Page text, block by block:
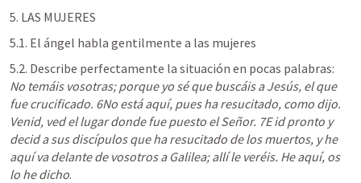
5. LAS MUJERES
5.1. El ángel habla gentilmente a las mujeres
No temáis vosotras; porque yo sé que buscáis a Jesús, el que
fue crucificado. 6No está aquí, pues ha resucitado, como dijo.
Venid, ved el lugar donde fue puesto el Señor. 7E id pronto y
decid a sus discípulos que ha resucitado de los muertos, y he
aquí va delante de vosotros a Galilea; allí le veréis. He aquí, os
lo he dicho.